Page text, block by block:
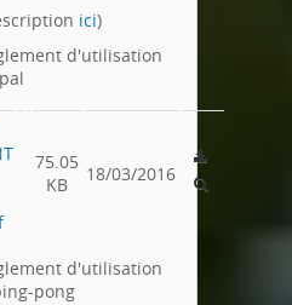
ici)
d'utilisation
75.05
KB
18/03/2016
d'utilisation
pong